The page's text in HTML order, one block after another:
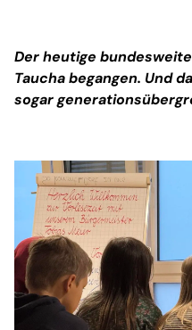
Der heutige
Taucha begangen. Und
sogar